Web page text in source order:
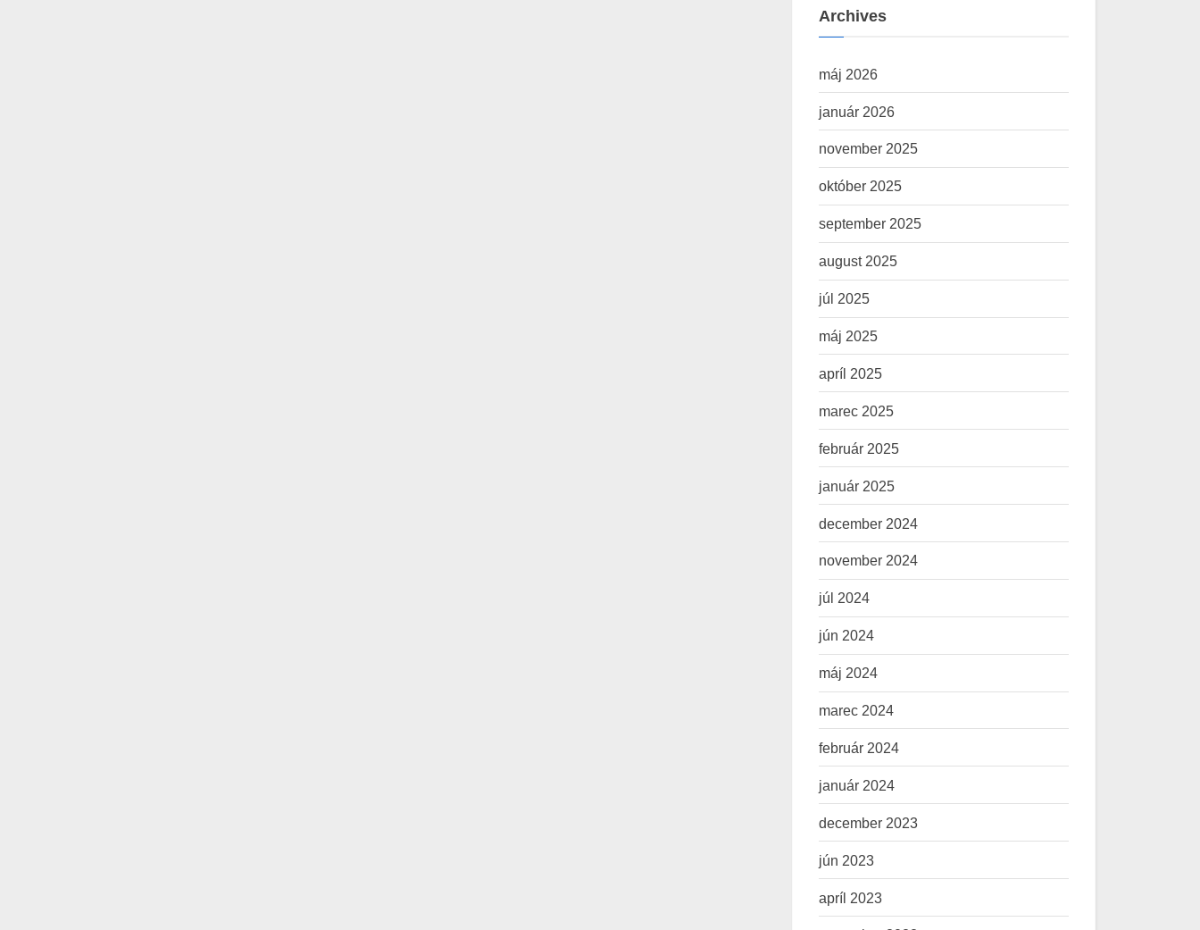
Archives
máj 2026
január 2026
november 2025
október 2025
september 2025
august 2025
júl 2025
máj 2025
apríl 2025
marec 2025
február 2025
január 2025
december 2024
november 2024
júl 2024
jún 2024
máj 2024
marec 2024
február 2024
január 2024
december 2023
jún 2023
apríl 2023